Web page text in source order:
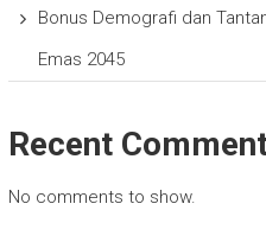
Bonus Demografi dan
Emas 2045
Recent
No comments to show.